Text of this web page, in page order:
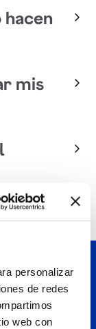
personalizar
de redes
web con
realizarás
RUC. Eso
hacen
Electro-Línea
pero el
mis
te hayas
en el
conocer qué
que
a